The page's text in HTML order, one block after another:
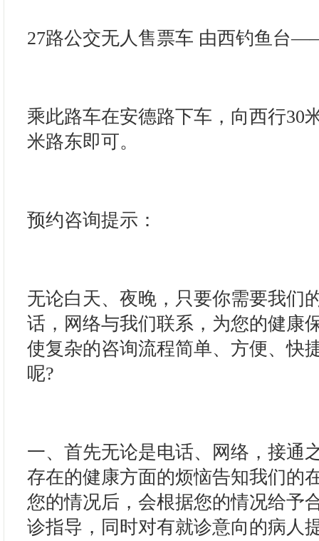
27路公交无人售票车 由西钓鱼台
乘此路车在安德路下车，向西行30
米路东即可。
预约咨询提示：
无论白天、夜晚，只要你需要我们
话，网络与我们联系，为您的健康
使复杂的咨询流程简单、方便、快
呢?
一、首先无论是电话、网络，接通
存在的健康方面的烦恼告知我们的
您的情况后，会根据您的情况给予
诊指导，同时对有就诊意向的病人